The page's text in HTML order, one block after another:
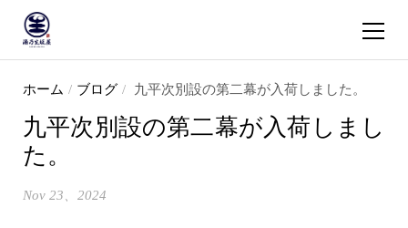
ショッピ
ホーム / ブログ / 九平次別設の第二幕が入荷しました。
九平次別設の第二幕が入荷しまし
た。
Nov 23、2024